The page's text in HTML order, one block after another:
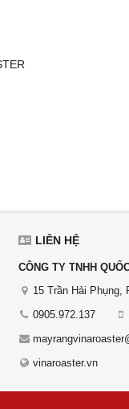
LIÊN HỆ
CÔNG TY TNHH
15 Trần Hải Phụng,
0905.972.137
vinaroaster.vn